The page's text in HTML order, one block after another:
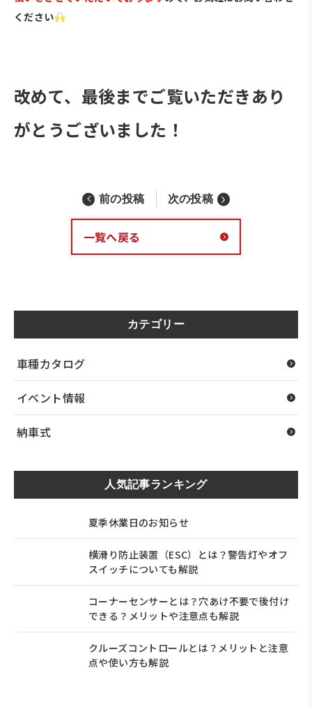
ください
改めて、最後までご覧いただきあり
がとうございました！
前の投稿 次の投稿
一覧へ戻る
カテゴリー
車種カタログ
イベント情報
納車式
人気記事ランキング
夏季休業日のお知らせ
横滑り防止装置（ESC）とは？警告灯やオフ
スイッチについても解説
コーナーセンサーとは？穴あけ不要で後付け
できる？メリットや注意点も解説
クルーズコントロールとは？メリットと注意
点や使い方も解説